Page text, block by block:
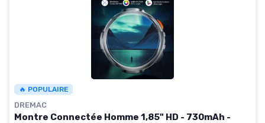
🔥 POPULAIRE
DREMAC
Montre Connectée Homme 1,85" HD - 730mAh -